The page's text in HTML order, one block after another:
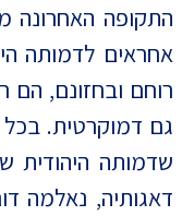
התקופה
אחראים לדמותה
רוחם ובחזונם, הם
גם דמוקרטית. בכל
שדמותה היהודית
דאגותיה, נאלמה